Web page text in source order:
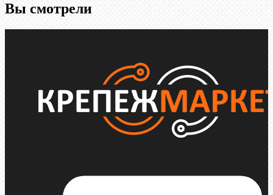
Вы смотрели